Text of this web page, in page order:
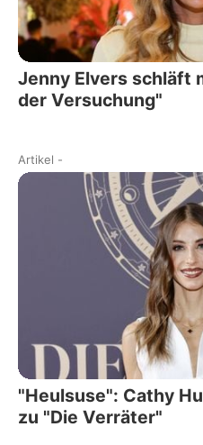
Jenny Elvers schläft
der Versuchung"
Artikel -
"Heulsuse": Cathy
zu "Die Verräter"